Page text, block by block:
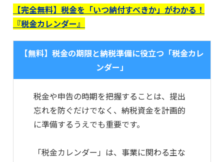
【完全無料】税金を「いつ納付すべきか」がわかる！
『税金カレンダー』
【無料】税金の期限と納税準備に役立つ「税金カレ
ンダー」
税金や申告の時期を把握することは、提出
忘れを防ぐだけでなく、納税資金を計画的
に準備するうえでも重要です。
「税金カレンダー」は、事業に関わる主な